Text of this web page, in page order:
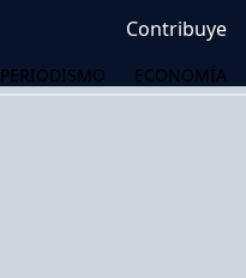
Contribuye
PERIODISMO ECONOMÍA